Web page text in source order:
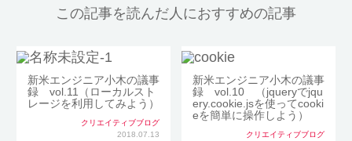
この記事を読んだ人におすすめの記事
新米エンジニア小木の議事
録 vol.11（ローカルスト
レージを利用してみよう）
クリエイティブブログ
2018.07.13
新米エンジニア小木の議事
録 vol.10 （jqueryでjqu
ery.cookie.jsを使ってcooki
eを簡単に操作しよう）
クリエイティブブログ